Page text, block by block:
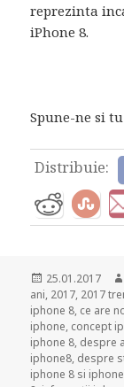
reprezinta
iPhone 8.
Spune-ne si
Distribuie:
Posted
on
25.01.2017
ani, 2017, 2017
iphone 8, ce are
iphone, concept
iphone 8, despre
iphone8, despre
iphone 8 si